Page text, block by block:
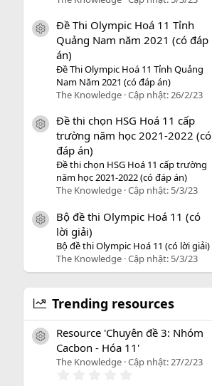
icon tài liệu
Đề Thi Olympic Hoá 11 Tỉnh
Quảng Nam năm 2021 (có đáp
án)
Đề Thi Olympic Hoá 11 Tỉnh Quảng
Nam Năm 2021 (có đáp án)
The Knowledge Cập nhật:26/2/23
icon tài liệu
Đề thi chọn HSG Hoá 11 cấp
trường năm học 2021-2022 (có
đáp án)
Đề thi chọn HSG Hoá 11 cấp trường
năm học 2021-2022 (có đáp án)
The Knowledge Cập nhật: 5/3/23
icon tài liệu
Bộ đề thi Olympic Hoá 11 (có
lời giải)
Bộ đề thi Olympic Hoá 11 (có lời giải)
The Knowledge Cập nhật: 5/3/23
Trending resources
icon tài liệu
Resource 'Chuyên đề 3: Nhóm
Cacbon - Hóa 11'
The Knowledge Cập nhật:27/2/23